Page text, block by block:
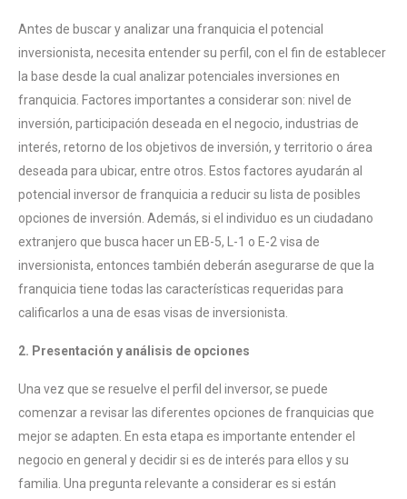
Antes de buscar y analizar una franquicia el potencial
inversionista, necesita entender su perfil, con el fin de establecer
la base desde la cual analizar potenciales inversiones en
franquicia. Factores importantes a considerar son: nivel de
inversión, participación deseada en el negocio, industrias de
interés, retorno de los objetivos de inversión, y territorio o área
deseada para ubicar, entre otros. Estos factores ayudarán al
potencial inversor de franquicia a reducir su lista de posibles
opciones de inversión. Además, si el individuo es un ciudadano
extranjero que busca hacer un EB-5, L-1 o E-2 visa de
inversionista, entonces también deberán asegurarse de que la
franquicia tiene todas las características requeridas para
calificarlos a una de esas visas de inversionista.
2. Presentación y análisis de opciones
Una vez que se resuelve el perfil del inversor, se puede
comenzar a revisar las diferentes opciones de franquicias que
mejor se adapten. En esta etapa es importante entender el
negocio en general y decidir si es de interés para ellos y su
familia. Una pregunta relevante a considerar es si están